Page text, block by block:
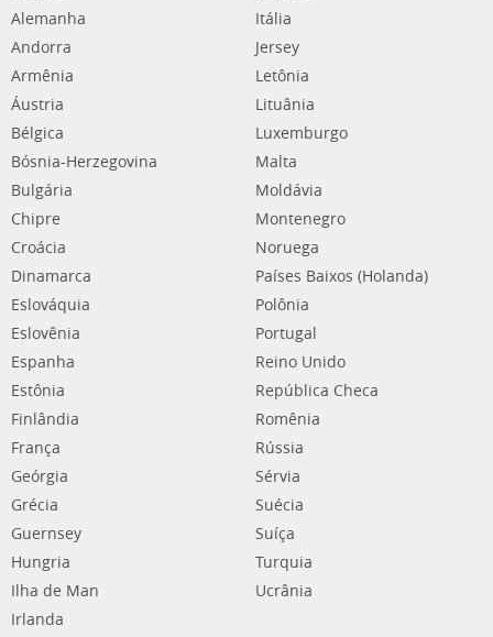
Alemanha
Andorra
Armênia
Áustria
Bélgica
Bósnia-Herzegovina
Bulgária
Chipre
Croácia
Dinamarca
Eslováquia
Eslovênia
Espanha
Estônia
Finlândia
França
Geórgia
Grécia
Guernsey
Hungria
Ilha de Man
Irlanda
Itália
Jersey
Letônia
Lituânia
Luxemburgo
Malta
Moldávia
Montenegro
Noruega
Países Baixos (Holanda)
Polônia
Portugal
Reino Unido
República Checa
Romênia
Rússia
Sérvia
Suécia
Suíça
Turquia
Ucrânia